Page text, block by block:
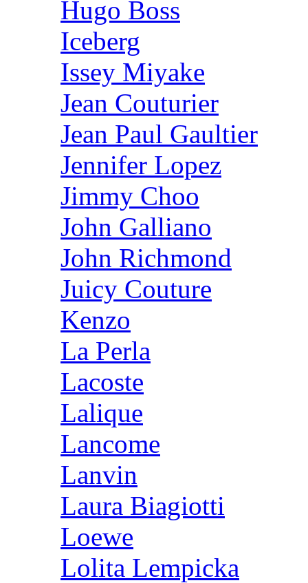
Hugo Boss
Iceberg
Issey Miyake
Jean Couturier
Jean Paul Gaultier
Jennifer Lopez
Jimmy Choo
John Galliano
John Richmond
Juicy Couture
Kenzo
La Perla
Lacoste
Lalique
Lancome
Lanvin
Laura Biagiotti
Loewe
Lolita Lempicka